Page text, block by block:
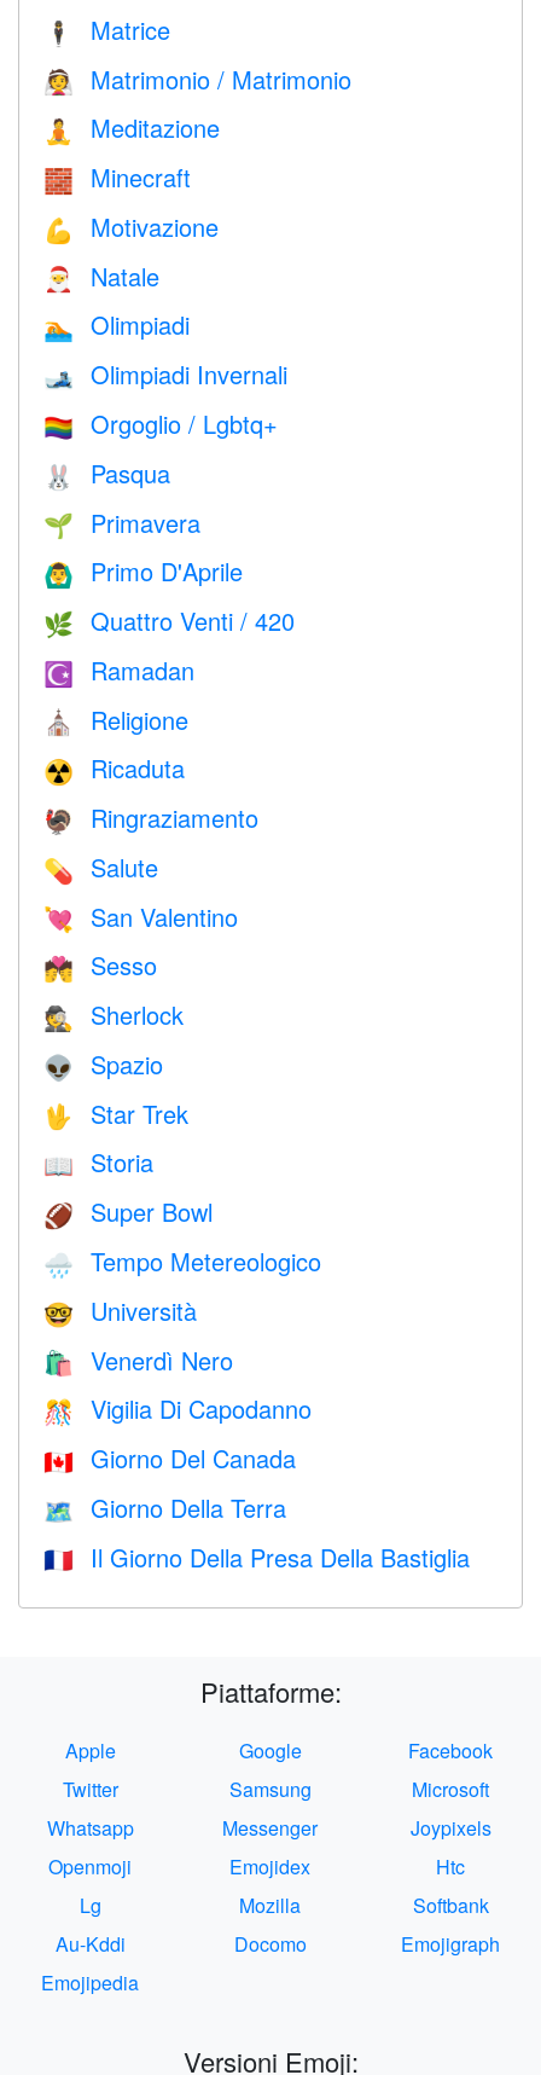
🕴️ Matrice
👰 Matrimonio / Matrimonio
🧘 Meditazione
🧱 Minecraft
💪 Motivazione
🎅 Natale
🏊 Olimpiadi
🎿 Olimpiadi Invernali
🏳️‍🌈 Orgoglio / Lgbtq+
🐰 Pasqua
🌱 Primavera
🙆‍♂️ Primo D'Aprile
🌿 Quattro Venti / 420
☪️ Ramadan
⛪️ Religione
☢️ Ricaduta
🦃 Ringraziamento
💊 Salute
💘 San Valentino
💏 Sesso
🕵️ Sherlock
👽 Spazio
🖖 Star Trek
📖 Storia
🏈 Super Bowl
🌧 Tempo Metereologico
🤓 Università
🛍 Venerdì Nero
🎊 Vigilia Di Capodanno
🇨🇦 Giorno Del Canada
🗺️ Giorno Della Terra
🇫🇷 Il Giorno Della Presa Della Bastiglia
Piattaforme:
Apple Google
Facebook
Twitter
Samsung
Microsoft
Whatsapp
Messenger
Joypixels
Openmoji
Emojidex
Htc
Lg
Mozilla
Softbank
Au-Kddi
Docomo
Emojigraph
Emojipedia
Versioni Emoji: